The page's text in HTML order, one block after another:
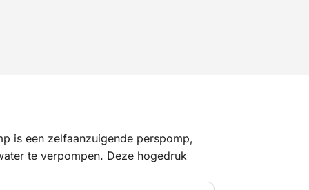
is een zelfaanzuigende perspomp,
te verpompen. Deze hogedruk